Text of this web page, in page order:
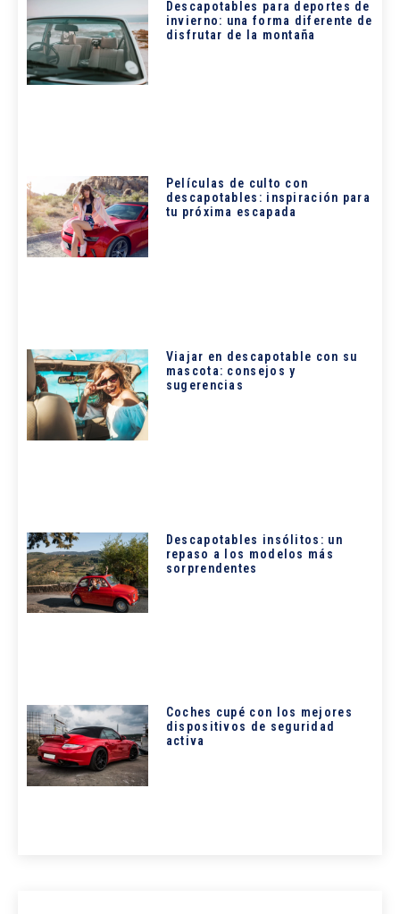
Descapotables para deportes de
invierno: una forma diferente de
disfrutar de la montaña
Películas de culto con
descapotables: inspiración para
tu próxima escapada
Viajar en descapotable con su
mascota: consejos y
sugerencias
Descapotables insólitos: un
repaso a los modelos más
sorprendentes
Coches cupé con los mejores
dispositivos de seguridad
activa